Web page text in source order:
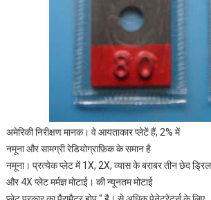
अमेरिकी निरीक्षण मानक। वे आयताकार प्लेटें हैं, 2% में
नमूना और सामग्री रेडियोग्राफ़िक के समान है
नमूना। प्रत्येक प्लेट में 1X, 2X, व्यास के बराबर तीन छेद
और 4X प्लेट मर्मज्ञ मोटाई। की न्यूनतम मोटाई